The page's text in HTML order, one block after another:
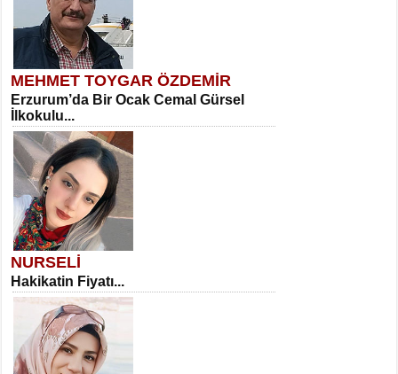
MEHMET TOYGAR ÖZDEMİR
Erzurum’da Bir Ocak Cemal Gürsel
İlkokulu...
NURSELİ
Hakikatin Fiyatı...